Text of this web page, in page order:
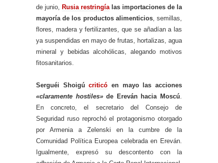
de junio,
Rusia restringía las importaciones de la
mayoría de los productos alimenticios, semillas,
flores, madera y fertilizantes, que se añadían a las
ya suspendidas en mayo de frutas, hortalizas, agua
mineral y bebidas alcohólicas, alegando motivos
fitosanitarios.
Serguéi Shoigúcriticó en mayo las acciones
«claramente hostiles»de Ereván hacia Moscú
En concreto, el secretario del Consejo de
Seguridad ruso reprochó el protagonismo otorgado
por Armenia a Zelenski en la cumbre de la
Comunidad Política Europea celebrada en Ereván.
Igualmente, expresó su descontento con la